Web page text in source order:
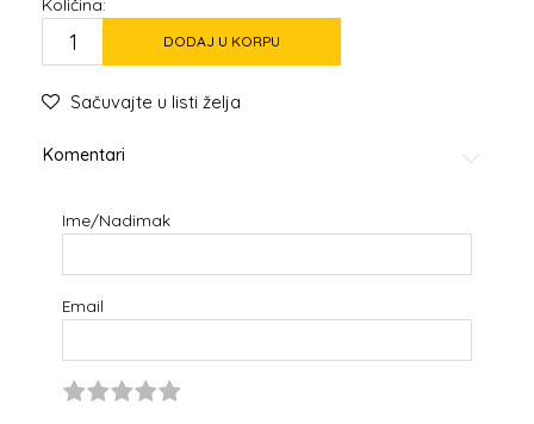
Količina:
DODAJ U KORPU
Sačuvajte u listi želja
Komentari
Ime/Nadimak
Email